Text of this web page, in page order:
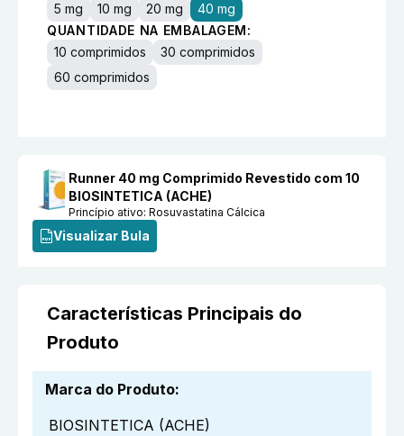
5 mg
10 mg 20 mg
40 mg
QUANTIDADE NA EMBALAGEM:
10 comprimidos
30 comprimidos
60 comprimidos
Runner 40 mg Comprimido Revestido com 10
BIOSINTETICA (ACHE)
Princípio ativo:Rosuvastatina Cálcica
Visualizar Bula
Características Principais do
Produto
Marca do Produto:
BIOSINTETICA (ACHE)